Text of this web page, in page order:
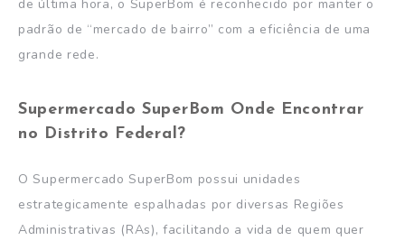
de última hora, o SuperBom é reconhecido por manter o
padrão de “mercado de bairro” com a eficiência de uma
grande rede.
Supermercado SuperBom Onde Encontrar
no Distrito Federal?
O Supermercado SuperBom possui unidades
estrategicamente espalhadas por diversas Regiões
Administrativas (RAs), facilitando a vida de quem quer